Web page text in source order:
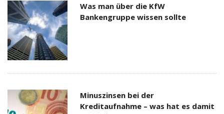
Was man über die KfW
Bankengruppe wissen sollte
Minuszinsen bei der
Kreditaufnahme – was hat es damit